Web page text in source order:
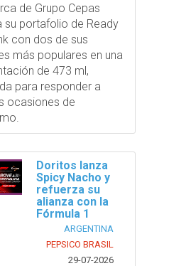
de Grupo Cepas
su portafolio de Ready
con dos de sus
más populares en una
de 473 ml,
para responder a
ocasiones de
Doritos lanza
Spicy Nacho y
refuerza su
alianza con la
Fórmula 1
ARGENTINA
PEPSICO BRASIL
29-07-2026